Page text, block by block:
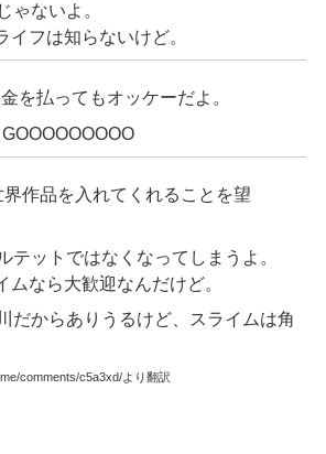
ゃないよ。
イフは知らないけど。
を払ってもオッケーだよ。
作品を入れてくれることを望
テットではなくなってしまうよ。
ムなら大歓迎なんだけど。
だからありうるけど、スライムは角
comments/c5a3xd/より翻訳